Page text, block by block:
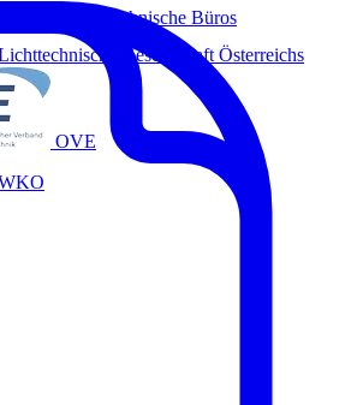
Fachverband Technische Büros
Gesellschaft Österreichs
OVE